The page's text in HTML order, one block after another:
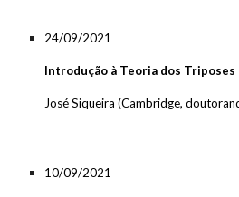
24/09/2021
Introdução à Teoria dos Triposes
José Siqueira(Cambridge,
10/09/2021